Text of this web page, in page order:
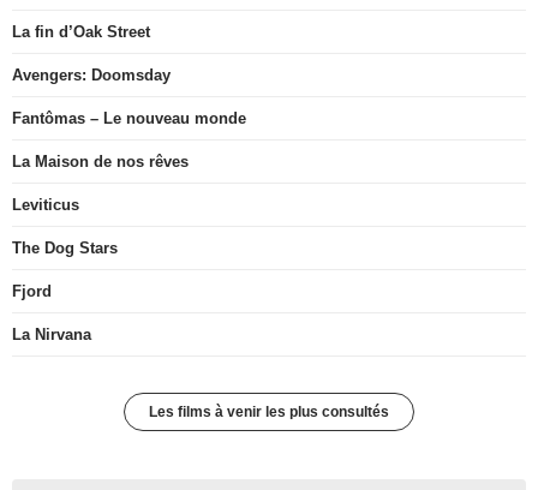
La fin d’Oak Street
Avengers: Doomsday
Fantômas – Le nouveau monde
La Maison de nos rêves
Leviticus
The Dog Stars
Fjord
La Nirvana
Les films à venir les plus consultés